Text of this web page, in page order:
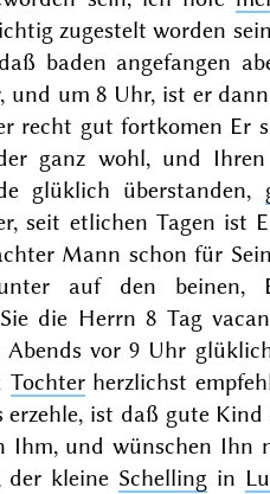
zugestelt worden
baden angefangen
um 8 Uhr, ist er
recht gut fortkomen Er
ganz wohl, und Ihren
glüklich überstanden,
seit etlichen Tagen ist
Mann schon für
auf den beinen,
die Herrn 8 Tag
Abends vor 9 Uhr
Tochterherzlichst
ist daß gute
Ihm, und wünschen Ihn
der kleine Schelling in